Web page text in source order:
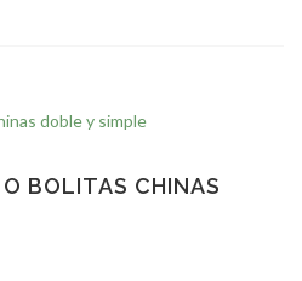
BOLITAS CHINAS